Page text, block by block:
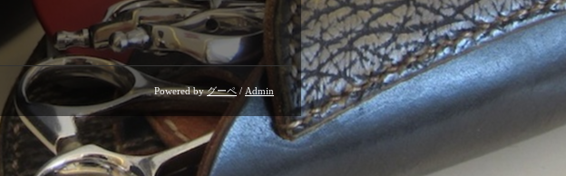
Powered byグーペ / Admin